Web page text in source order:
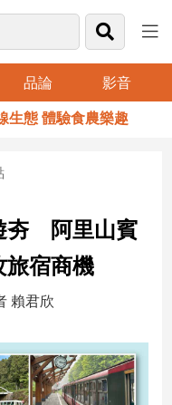
品論 影音
體驗食農樂趣
夯 阿里山賓
旅宿商機
賴君欣